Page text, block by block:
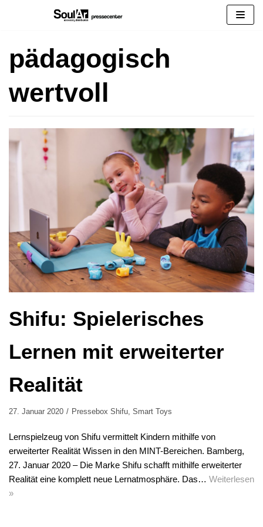
pädagogisch
wertvoll
Shifu: Spielerisches
Lernen mit erweiterter
Realität
27. Januar 2020 Pressebox Shifu Smart Toys
Lernspielzeug von Shifu vermittelt Kindern mithilfe von
erweiterter Realität Wissen in den MINT-Bereichen. Bamberg,
27. Januar 2020 – Die Marke Shifu schafft mithilfe erweiterter
Realität eine komplett neue Lernatmosphäre. Das… Weiterlesen
»